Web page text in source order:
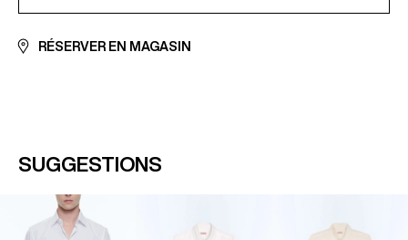
RÉSERVER EN MAGASIN
SUGGESTIONS